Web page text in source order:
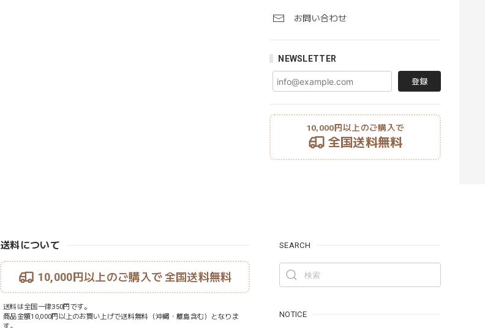
お問い合わせ
NEWSLETTER
登録
10,000円以上のご購入で
全国送料無料
送料について
10,000円以上のご購入で全国送料無料
送料は全国一律350円です。
商品金額10,000円以上のお買い上げで送料無料（沖縄・離島含む）となりま
SEARCH
NOTICE